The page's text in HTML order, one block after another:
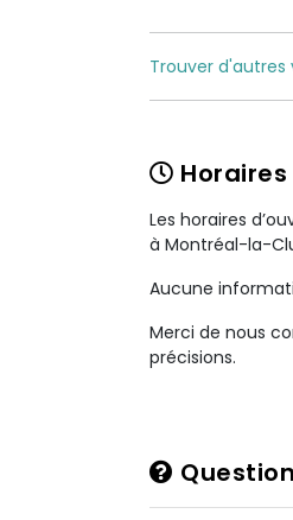
Trouver
Horaires
Les horaires
à Montréal-la-
Aucune
Merci de nous
précisions.